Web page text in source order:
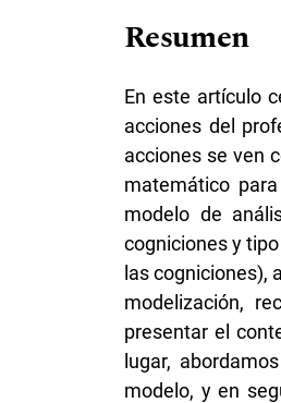
Resumen
En este artículo
acciones del
acciones se ven
matemático
modelo de
cogniciones y
las cogniciones),
modelización,
presentar el
lugar,
modelo, y en